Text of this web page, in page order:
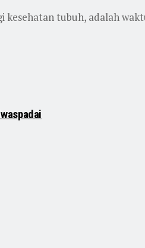
kesehatan tubuh, adalah